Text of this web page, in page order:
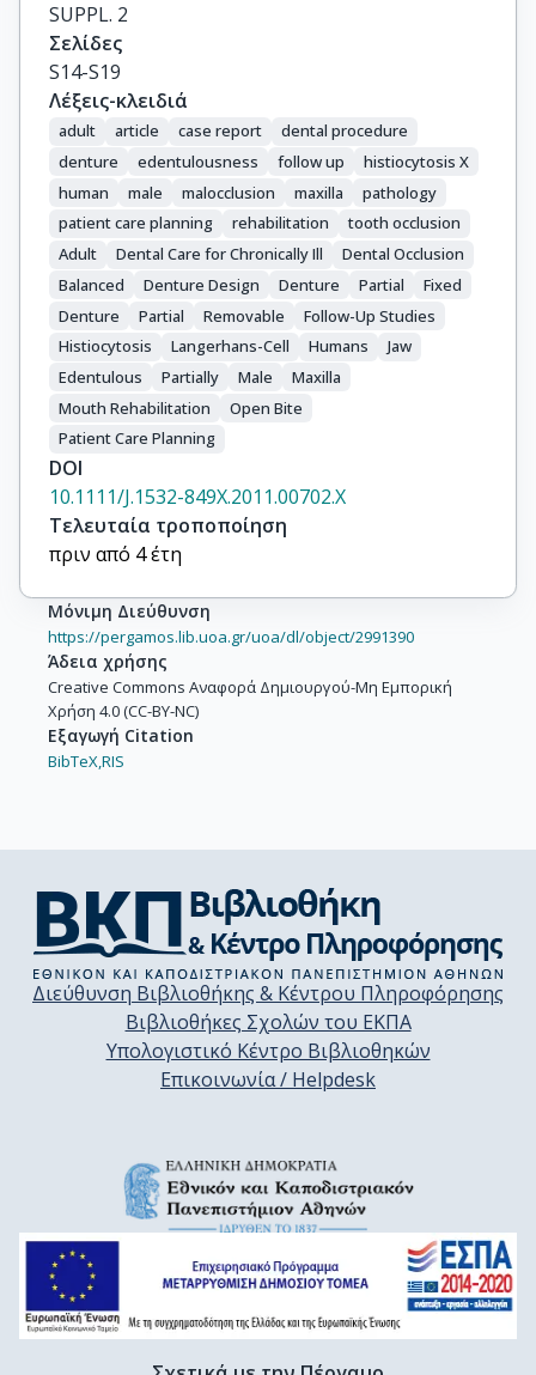
SUPPL. 2
Σελίδες
S14-S19
Λέξεις-κλειδιά
adult article case report
dental procedure
denture
edentulousness follow up
histiocytosis X
human
male malocclusion maxilla
pathology
patient care planning
rehabilitation
tooth occlusion
Adult
Dental Care for Chronically Ill
Dental Occlusion
Balanced
Denture Design Denture Partial
Fixed
Denture
Partial Removable
Follow-Up Studies
Histiocytosis
Langerhans-Cell Humans
Jaw
Edentulous
Partially Male
Maxilla
Mouth Rehabilitation
Open Bite
Patient Care Planning
DOI
10.1111/J.1532-849X.2011.00702.X
Τελευταία τροποποίηση
πριν από 4 έτη
Μόνιμη Διεύθυνση
https://pergamos.lib.uoa.gr/uoa/dl/object/2991390
Άδεια χρήσης
Creative Commons Αναφορά Δημιουργού-Μη Εμπορική
Χρήση 4.0 (CC-BY-NC)
Εξαγωγή Citation
BibTeX,RIS
Διεύθυνση Βιβλιοθήκης & Κέντρου Πληροφόρησης
Βιβλιοθήκες Σχολών του ΕΚΠΑ
Υπολογιστικό Κέντρο Βιβλιοθηκών
Επικοινωνία / Helpdesk